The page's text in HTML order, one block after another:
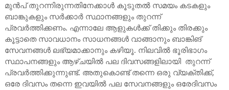
മുൻപ് തുറന്നിരുന്നതിനേക്കാൾ കൂടുതൽ സമയം കടകളും
ബാങ്കുകളും സർക്കാർ സ്ഥാനങ്ങളും തുറന്ന്
പ്രവർത്തിക്കണം. എന്നാലേ ആളുകൾക്ക് തിക്കും തിരക്കും
കൂട്ടാതെ സാവധാനം സാധനങ്ങൾ വാങ്ങാനും ബാങ്കിങ്
സേവനങ്ങൾ ലഭ്യമാക്കാനും കഴിയൂ. നിലവിൽ ഭൂരിഭാഗം
സ്ഥാപനങ്ങളും ആഴ്ചയിൽ പല ദിവസങ്ങളിലായി തുറന്ന്
പ്രവർത്തിക്കുന്നുണ്ട്. അതുകൊണ്ട് തന്നെ ഒരു വ്യക്തിക്ക്,
ഒരേ ദിവസം തന്നെ ഇവയിൽ പല സേവനങ്ങളും ഒരേദിവസം